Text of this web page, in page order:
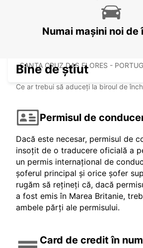
SANTA CRUZ DAS FLORES -
Numai mașini noi de
Bine de știut
Ce ar trebui să aduceți la biroul de
Permisul de
Dacă este necesar, permisul de
insoțit de o traducere oficială a
un permis internațional de
șoferul principal și orice șofer
rugăm să rețineți că, dacă
a fost emis în Marea Britanie,
ambele părți ale permisului.
Card de credit în